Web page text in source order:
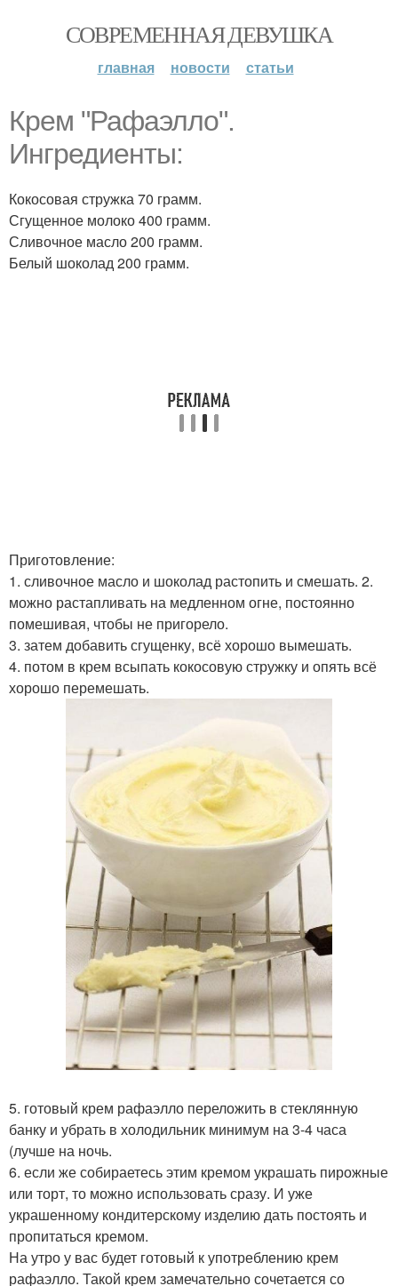
СОВРЕМЕННАЯ ДЕВУШКА
главная новости статьи
Крем "Рафаэлло".
Ингредиенты:
Кокосовая стружка 70 грамм.
Сгущенное молоко 400 грамм.
Сливочное масло 200 грамм.
Белый шоколад 200 грамм.
Приготовление:
1. сливочное масло и шоколад растопить и смешать. 2.
можно растапливать на медленном огне, постоянно
помешивая, чтобы не пригорело.
3. затем добавить сгущенку, всё хорошо вымешать.
4. потом в крем всыпать кокосовую стружку и опять всё
хорошо перемешать.
5. готовый крем рафаэлло переложить в стеклянную
банку и убрать в холодильник минимум на 3-4 часа
(лучше на ночь.
6. если же собираетесь этим кремом украшать пирожные
или торт, то можно использовать сразу. И уже
украшенному кондитерскому изделию дать постоять и
пропитаться кремом.
На утро у вас будет готовый к употреблению крем
рафаэлло. Такой крем замечательно сочетается со